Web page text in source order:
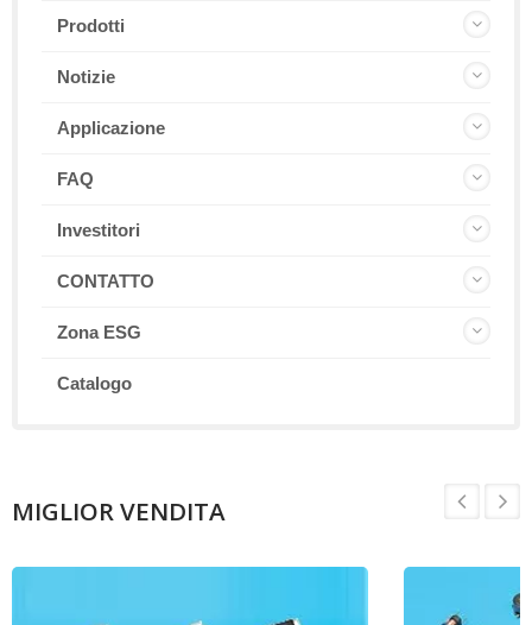
Prodotti
Notizie
Applicazione
FAQ
Investitori
CONTATTO
Zona ESG
Catalogo
MIGLIOR VENDITA